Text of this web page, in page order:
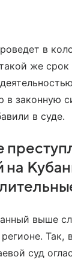
в
же
в законную
в суде.
на
выше
Так,
суд